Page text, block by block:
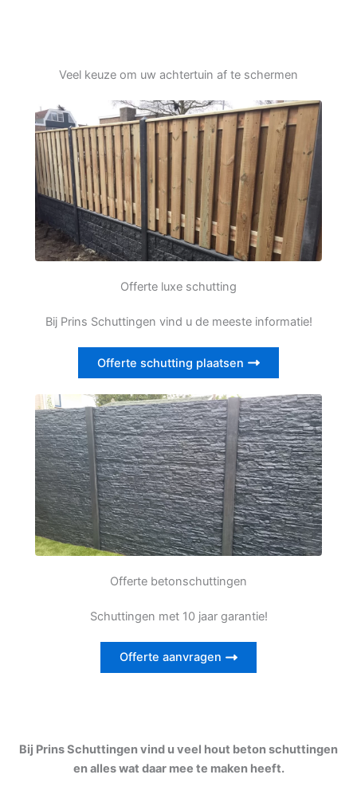
Veel keuze om uw achtertuin af te schermen
Offerte luxe schutting
Bij Prins Schuttingen vind u de meeste informatie!
Offerte schutting plaatsen
Offerte betonschuttingen
Schuttingen met 10 jaar garantie!
Offerte aanvragen
Bij Prins Schuttingen vind u veel hout beton schuttingen
en alles wat daar mee te maken heeft.